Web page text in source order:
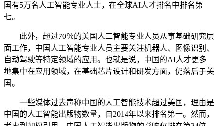
国有5万名人工智能专业人士，在全球AI人才排名中排名第
七。
此外，超过70％的美国人工智能专业人员从事基础研究层
面工作，中国人工智能专业人员主要关注机器人、图像识别、
自动驾驶等特定领域的应用。也就是说，中国的AI人才更多
地集中在应用领域，在基础芯片设计和研发方面，仍落后于美
国。
一些媒体过去声称中国的人工智能技术超过美国，理由是
中国的人工智能出版物数量，自2014年以来排名第一。然而，